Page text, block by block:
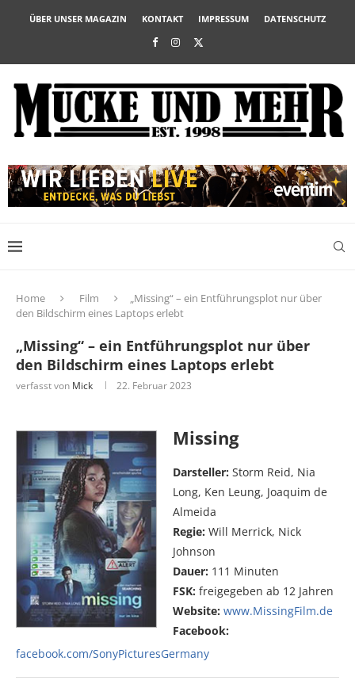
ÜBER UNSER MAGAZIN KONTAKT IMPRESSUM DATENSCHUTZ
Home Film
„Missing“ – ein Entführungsplot nur über
den Bildschirm eines Laptops erlebt
„Missing“ – ein Entführungsplot nur über
den Bildschirm eines Laptops erlebt
verfasst von Mick 22. Februar 2023
Missing
Darsteller: Storm Reid, Nia
Long, Ken Leung, Joaquim de
Almeida
Regie: Will Merrick, Nick
Johnson
Dauer: 111 Minuten
FSK: freigegeben ab 12 Jahren
Website: www.MissingFilm.de
Facebook:
facebook.com/SonyPicturesGermany